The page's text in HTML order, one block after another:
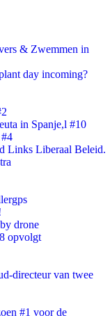
& Zwemmen in
day incoming?
in Spanje,l #10
Links Liberaal Beleid.
drone
opvolgt
directeur van twee
#1 voor de